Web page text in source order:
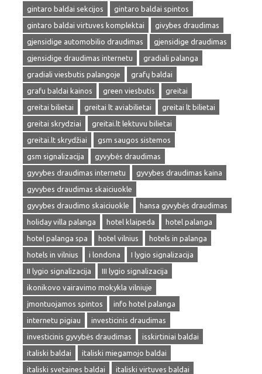
gintaro baldai sekcijos
gintaro baldai spintos
gintaro baldai virtuves komplektai
givybes draudimas
gjensidige automobilio draudimas
gjensidige draudimas
gjensidige draudimas internetu
gradiali palanga
gradiali viesbutis palangoje
grafų baldai
grafu baldai kainos
green viesbutis
greitai
greitai bilietai
greitai lt aviabilietai
greitai lt bilietai
greitai skrydziai
greitai.lt lektuvu bilietai
greitai.lt skrydžiai
gsm saugos sistemos
gsm signalizacija
gyvybės draudimas
gyvybes draudimas internetu
gyvybes draudimas kaina
gyvybes draudimas skaiciuokle
gyvybes draudimo skaiciuokle
hansa gyvybės draudimas
holiday villa palanga
hotel klaipeda
hotel palanga
hotel palanga spa
hotel vilnius
hotels in palanga
hotels in vilnius
i londona
I lygio signalizacija
II lygio signalizacija
III lygio signalizacija
ikonikovo vairavimo mokykla vilniuje
įmontuojamos spintos
info hotel palanga
internetu pigiau
investicinis draudimas
investicinis gyvybės draudimas
isskirtiniai baldai
italiski baldai
italiski miegamojo baldai
italiski svetaines baldai
italiski virtuves baldai